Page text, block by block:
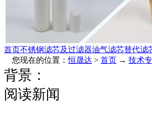
首页不锈钢滤芯及过滤器油气滤芯替代滤
您现在的位置：恒晟达 > 首页 → 技术
背景：
阅读新闻